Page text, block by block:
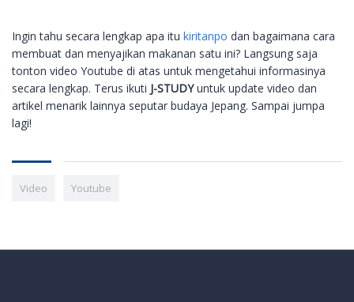
Ingin tahu secara lengkap apa itu kiritanpo dan bagaimana cara
membuat dan menyajikan makanan satu ini? Langsung saja
tonton video Youtube di atas untuk mengetahui informasinya
secara lengkap. Terus ikuti J-STUDYuntuk update video dan
artikel menarik lainnya seputar budaya Jepang. Sampai jumpa
lagi!
Video Youtube